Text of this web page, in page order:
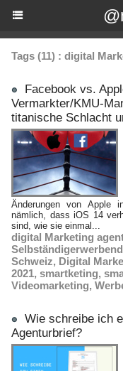
Tags (11) : digital
Facebook vs.
Vermarkter/KMU-
titanische Schlacht
Änderungen von Apple
nämlich, dass iOS 14
sind, wie sie einmal...
digital Marketing
Schweiz, Digital
2021, smartketing,
Videomarketing,
Wie schreibe ich
Agenturbrief?